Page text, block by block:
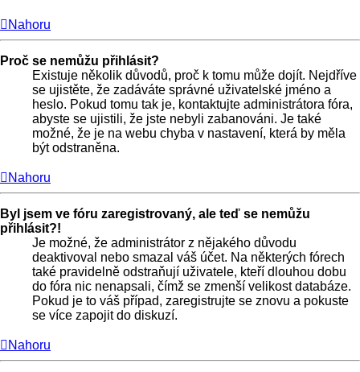
Nahoru
Proč se nemůžu přihlásit?
Existuje několik důvodů, proč k tomu může dojít. Nejdříve
se ujistěte, že zadáváte správné uživatelské jméno a
heslo. Pokud tomu tak je, kontaktujte administrátora fóra,
abyste se ujistili, že jste nebyli zabanováni. Je také
možné, že je na webu chyba v nastavení, která by měla
být odstraněna.
Nahoru
Byl jsem ve fóru zaregistrovaný, ale teď se nemůžu
přihlásit?!
Je možné, že administrátor z nějakého důvodu
deaktivoval nebo smazal váš účet. Na některých fórech
také pravidelně odstraňují uživatele, kteří dlouhou dobu
do fóra nic nenapsali, čímž se zmenší velikost databáze.
Pokud je to váš případ, zaregistrujte se znovu a pokuste
se více zapojit do diskuzí.
Nahoru